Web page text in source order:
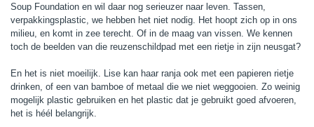
Soup Foundation en wil daar nog serieuzer naar leven. Tassen,
verpakkingsplastic, we hebben het niet nodig. Het hoopt zich op in ons
milieu, en komt in zee terecht. Of in de maag van vissen. We kennen
toch de beelden van die reuzenschildpad met een rietje in zijn neusgat?
En het is niet moeilijk. Lise kan haar ranja ook met een papieren rietje
drinken, of een van bamboe of metaal die we niet weggooien. Zo weinig
mogelijk plastic gebruiken en het plastic dat je gebruikt goed afvoeren,
het is héél belangrijk.